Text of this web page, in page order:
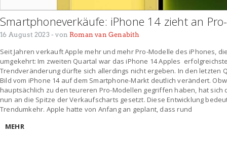
Smartphoneverkäufe: iPhone 14 zieht an
16 August 2023 - von Roman van Genabith
Seit Jahren verkauft Apple mehr und mehr Pro-Modelle des iPhones,
umgekehrt: Im zweiten Quartal war das iPhone 14 Apples
Trendveränderung dürfte sich allerdings nicht ergeben. In den letzten
Bild vom iPhone 14 auf dem Smartphone-Markt deutlich verändert.
hauptsächlich zu den teureren Pro-Modellen gegriffen haben, hat sich
nun an die Spitze der Verkaufscharts gesetzt. Diese Entwicklung
Trendumkehr. Apple hatte von Anfang an geplant, dass rund
MEHR